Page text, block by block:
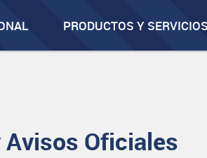
PRODUCTOS Y SERVICIOS
Oficiales